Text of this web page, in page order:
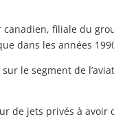
filiale du
dans les années
le segment de
de jets privés à